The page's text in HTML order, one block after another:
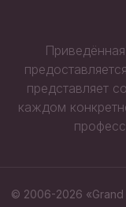
представляет
каждом
© 2006-2026